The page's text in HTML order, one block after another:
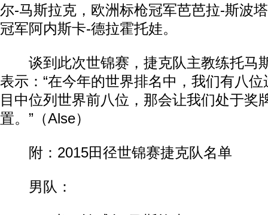
尔-马斯拉克，欧洲标枪冠军芭芭拉-斯波
冠军阿内斯卡-德拉霍托娃。
谈到此次世锦赛，捷克队主教练托马
表示：“在今年的世界排名中，我们有八
目中位列世界前八位，那会让我们处于奖
置。”（Alse）
附：2015田径世锦赛捷克队名单
男队：